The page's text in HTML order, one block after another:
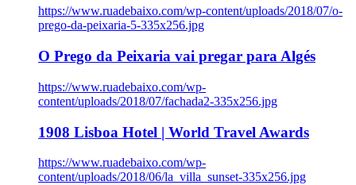
https://www.ruadebaixo.com/wp-content/uploads/2018/07/o-
prego-da-peixaria-5-335x256.jpg
O Prego da Peixaria vai pregar para Algés
https://www.ruadebaixo.com/wp-
content/uploads/2018/07/fachada2-335x256.jpg
1908 Lisboa Hotel | World Travel Awards
https://www.ruadebaixo.com/wp-
content/uploads/2018/06/la_villa_sunset-335x256.jpg